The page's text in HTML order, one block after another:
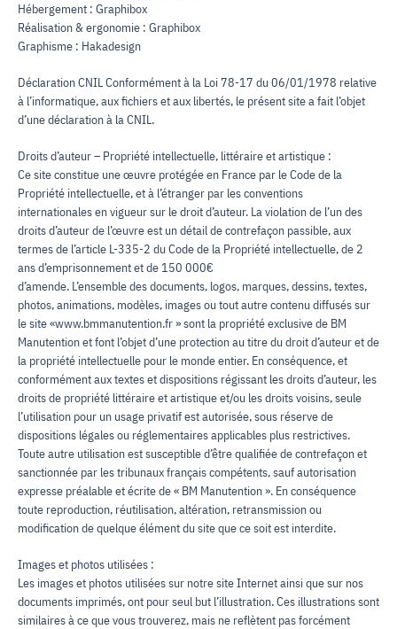
Hébergement : Graphibox
Réalisation & ergonomie : Graphibox
Graphisme : Hakadesign
Déclaration CNIL Conformément à la Loi 78-17 du 06/01/1978 relative
à l’informatique, aux fichiers et aux libertés, le présent site a fait l’objet
d’une déclaration à la CNIL.
Droits d’auteur – Propriété intellectuelle, littéraire et artistique :
Ce site constitue une œuvre protégée en France par le Code de la
Propriété intellectuelle, et à l’étranger par les conventions
internationales en vigueur sur le droit d’auteur. La violation de l’un des
droits d’auteur de l’œuvre est un détail de contrefaçon passible, aux
termes de l’article L-335-2 du Code de la Propriété intellectuelle, de 2
ans d’emprisonnement et de 150 000€
d’amende. L’ensemble des documents, logos, marques, dessins, textes,
photos, animations, modèles, images ou tout autre contenu diffusés sur
le site «www.bmmanutention.fr » sont la propriété exclusive de BM
Manutention et font l’objet d’une protection au titre du droit d’auteur et de
la propriété intellectuelle pour le monde entier. En conséquence, et
conformément aux textes et dispositions régissant les droits d’auteur, les
droits de propriété littéraire et artistique et/ou les droits voisins, seule
l’utilisation pour un usage privatif est autorisée, sous réserve de
dispositions légales ou réglementaires applicables plus restrictives.
Toute autre utilisation est susceptible d’être qualifiée de contrefaçon et
sanctionnée par les tribunaux français compétents, sauf autorisation
expresse préalable et écrite de « BM Manutention ». En conséquence
toute reproduction, réutilisation, altération, retransmission ou
modification de quelque élément du site que ce soit est interdite.
Images et photos utilisées :
Les images et photos utilisées sur notre site Internet ainsi que sur nos
documents imprimés, ont pour seul but l’illustration. Ces illustrations sont
similaires à ce que vous trouverez, mais ne reflètent pas forcément